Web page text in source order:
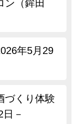
ン（鉾田
年5月29
づくり体験
日－